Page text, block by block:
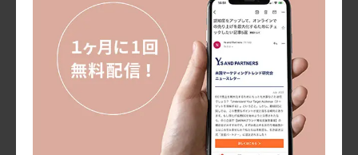
ターゲットを理解することは、「成功するマーケティング」の鍵
ですが、その中でも「ユーザーが利用しているデバイスの種類」
まで理解していますか？ アメリカの最新技術トレンドを探ると、
あの大手SNSがなぜ、どのような失敗をしたの […]
2023.09.30